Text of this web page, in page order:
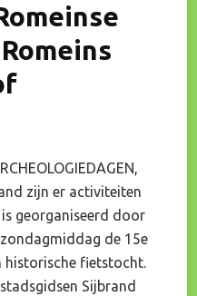
zijn er activiteiten
georganiseerd door
de 15e
historische fietstocht.
Sijbrand